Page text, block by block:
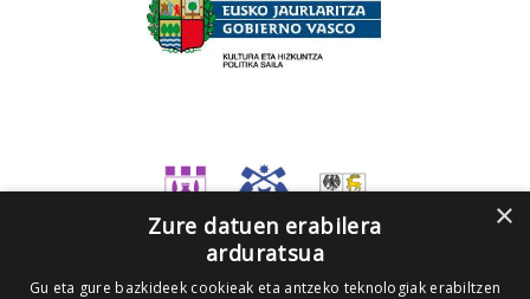
×
Zure datuen erabilera
arduratsua
Gu eta gure bazkideek cookieak eta antzeko teknologiak erabiltzen